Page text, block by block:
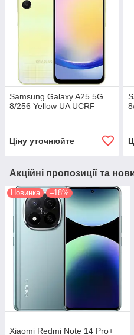
Samsung Galaxy A25 5G
8/256 Yellow UA UCRF
Ціну уточнюйте
Акційні пропозиції та
Новинка –18%
Xiaomi Redmi Note 14 Pro+